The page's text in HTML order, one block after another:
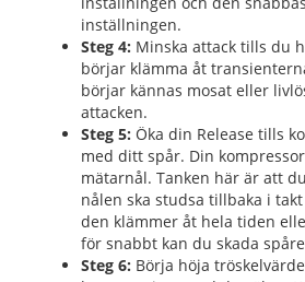
inställningen.
Steg 4: Minska attack tills du
börjar klämma åt
börjar kännas mosat eller
attacken.
Steg 5: Öka din Release tills
med ditt spår. Din
mätarnål. Tanken här är att
nålen ska studsa tillbaka i
den klämmer åt hela tiden
för snabbt kan du skada
Steg 6: Börja höja